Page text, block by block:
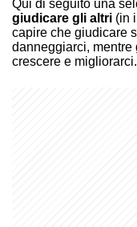
Qui di seguito una
giudicare gli altri (in
capire che giudicare
danneggiarci, mentre
crescere e